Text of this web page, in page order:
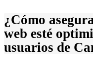
¿Cómo
web esté
usuarios de